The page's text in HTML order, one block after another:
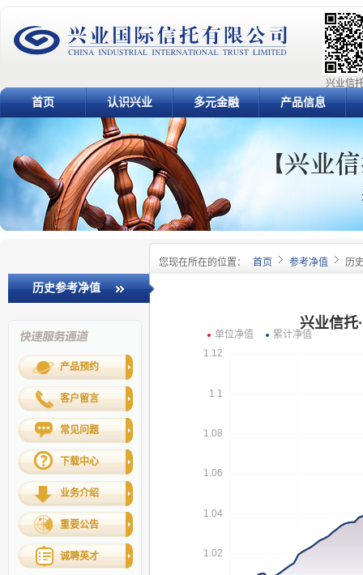
兴业信
首页 认识兴业 多元金融 产品信息
您现在所在的位置： 首页 参考净值 历
历史参考净值
产品预约
客户留言
常见问题
下载中心
业务介绍
重要公告
诚聘英才